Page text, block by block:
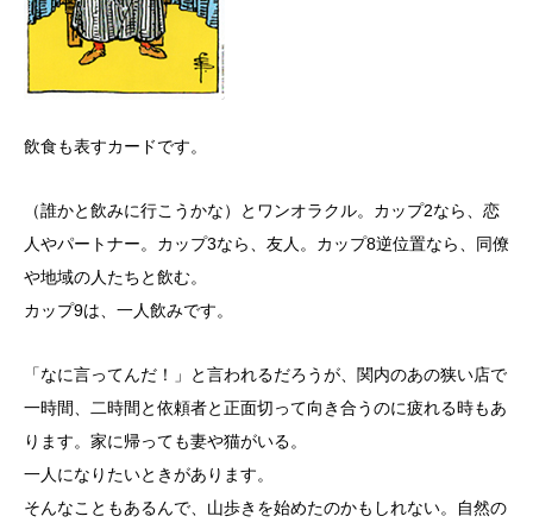
飲食も表すカードです。
（誰かと飲みに行こうかな）とワンオラクル。カップ2なら、恋
人やパートナー。カップ3なら、友人。カップ8逆位置なら、同僚
や地域の人たちと飲む。
カップ9は、一人飲みです。
「なに言ってんだ！」と言われるだろうが、関内のあの狭い店で
一時間、二時間と依頼者と正面切って向き合うのに疲れる時もあ
ります。家に帰っても妻や猫がいる。
一人になりたいときがあります。
そんなこともあるんで、山歩きを始めたのかもしれない。自然の